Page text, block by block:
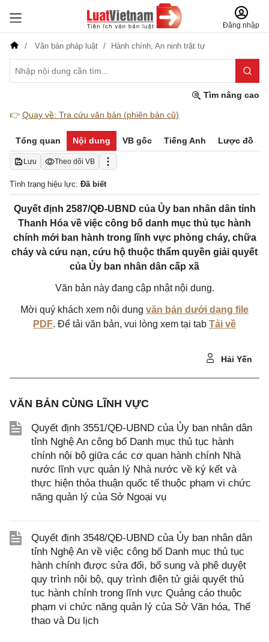
Đăng nhập
Văn bản pháp luật Hành chính, An ninh trật tự
Tìm nâng cao
👉 Quay về: Tra cứu văn bản (phiên bản cũ)
Tổng quan Nội dung VB gốc Tiếng Anh Lược đồ
Lưu Theo dõi VB
Tình trạng hiệu lực: Đã biết
Quyết định 2587/QĐ-UBND của Ủy ban nhân dân tỉnh
Thanh Hóa về việc công bố danh mục thủ tục hành
chính mới ban hành trong lĩnh vực phòng cháy, chữa
cháy và cứu nạn, cứu hộ thuộc thẩm quyền giải quyết
của Ủy ban nhân dân cấp xã
Văn bản này đang cập nhật nội dung.
Mời quý khách xem nội dung văn bản dưới dạng file
PDF. Để tải văn bản, vui lòng xem tại tab Tải về
Hải Yến
VĂN BẢN CÙNG LĨNH VỰC
Quyết định 3551/QĐ-UBND của Ủy ban nhân dân
tỉnh Nghệ An công bố Danh mục thủ tục hành
chính nội bộ giữa các cơ quan hành chính Nhà
nước lĩnh vực quản lý Nhà nước về ký kết và
thực hiện thỏa thuận quốc tế thuộc phạm vi chức
năng quản lý của Sở Ngoại vụ
Quyết định 3548/QĐ-UBND của Ủy ban nhân dân
tỉnh Nghệ An về việc công bố Danh mục thủ tục
hành chính được sửa đổi, bổ sung và phê duyệt
quy trình nội bộ, quy trình điện tử giải quyết thủ
tục hành chính trong lĩnh vực Quảng cáo thuộc
phạm vi chức năng quản lý của Sở Văn hóa, Thể
thao và Du lịch